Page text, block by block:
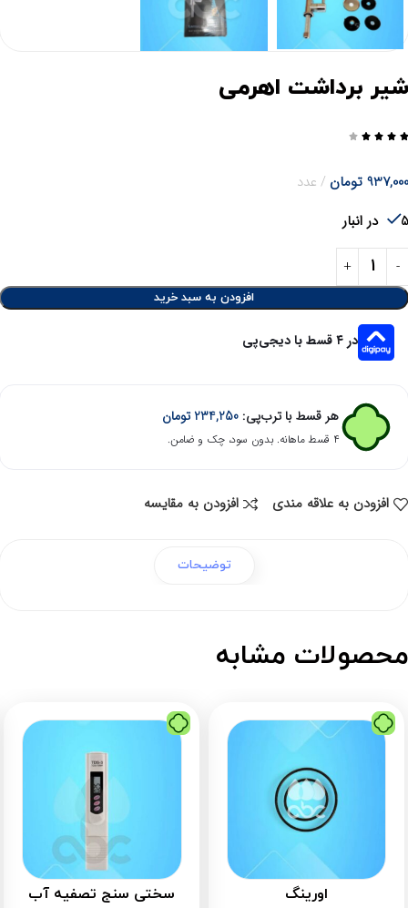
برداشت اهرمی




تومان
عدد
افزودن به سبد خرید
در ۴ قسط با دیجی‌پی
هر قسط با ترب‌پی: 234,250تومان
۴ قسط ماهانه. بدون سود، چک و ضامن.
افزودن به علاقه مندی افزودن به مقایسه
توضیحات
محصولات مشابه
اورینگ سختی سنج تصفیه آب